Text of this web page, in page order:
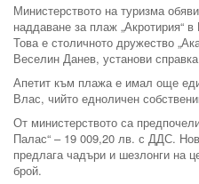
Министерството на туризма
наддаване за плаж „Акротирия“
Това е столичното дружество
Веселин Данев, установи
Апетит към плажа е имал още
Влас, чийто едноличен
От министерството са
Палас“ – 19 009,20 лв. с ДДС.
предлага чадъри и шезлонги на
брой.